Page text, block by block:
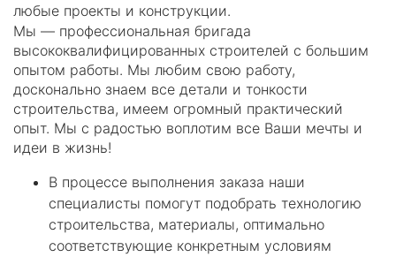
любые про­екты и конструкции.
Мы — профессиональная бригада
высококвалифицированных строителей с большим
опытом работы. Мы любим свою работу,
досконально знаем все детали и тонкости
строительства, имеем огромный практический
опыт. Мы с радостью воплотим все Ваши мечты и
идеи в жизнь!
В процессе выполнения заказа наши
специалисты помогут подобрать технологию
строительства, материалы, оптимально
соответствующие конкретным условиям